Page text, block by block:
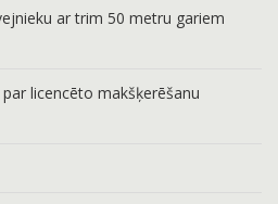
ar trim 50 metru gariem
licencēto makšķerēšanu